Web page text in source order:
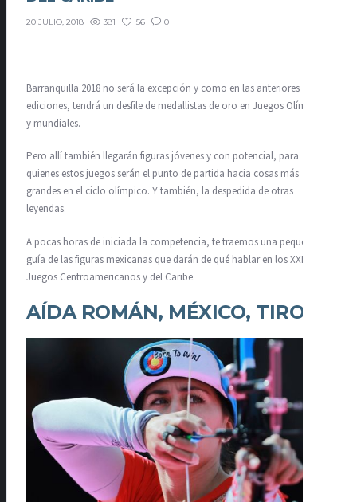
20 JULIO, 2018 381 56 0
Barranquilla 2018 no será la excepción y como en las anteriores
ediciones, tendrá un desfile de medallistas de oro en Juegos Olímpicos
y mundiales.
Pero allí también llegarán figuras jóvenes y con potencial, para
quienes estos juegos serán el punto de partida hacia cosas más
grandes en el ciclo olímpico. Y también, la despedida de otras
leyendas.
A pocas horas de iniciada la competencia, te traemos una pequeña
guía de las figuras mexicanas que darán de qué hablar en los XXIII
Juegos Centroamericanos y del Caribe.
AÍDA ROMÁN, MÉXICO, TIRO